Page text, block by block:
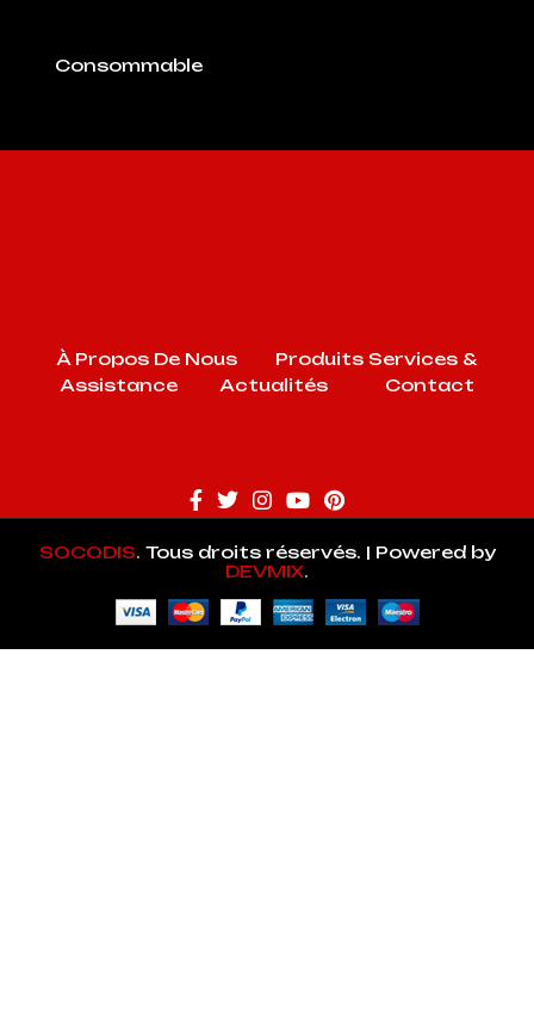
Consommable
À Propos De Nous Produits Services &
Assistance Actualités Contact
SOCODIS. Tous droits réservés. | Powered by
DEVMIX.